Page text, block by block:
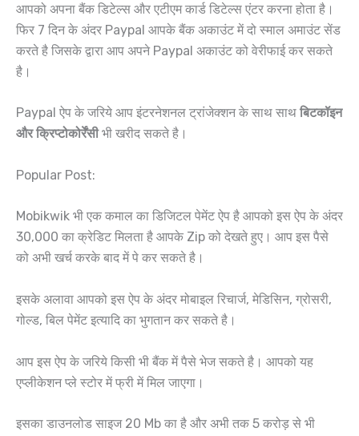
आपको अपना बैंक डिटेल्स और एटीएम कार्ड डिटेल्स एंटर करना होता है।
फिर 7 दिन के अंदर Paypal आपके बैंक अकाउंट में दो स्माल अमाउंट सेंड
करते है जिसके द्वारा आप अपने Paypal अकाउंट को वेरीफाई कर सकते
है।
Paypal ऐप के जरिये आप इंटरनेशनल ट्रांजेक्शन के साथ साथ बिटकॉइन
और क्रिप्टोकोर्रेंसीभी खरीद सकते है।
Popular Post:
Mobikwik भी एक कमाल का डिजिटल पेमेंट ऐप है आपको इस ऐप के अंदर
30,000 का क्रेडिट मिलता है आपके Zip को देखते हुए। आप इस पैसे
को अभी खर्च करके बाद में पे कर सकते है।
इसके अलावा आपको इस ऐप के अंदर मोबाइल रिचार्ज, मेडिसिन, ग्रोसरी,
गोल्ड, बिल पेमेंट इत्यादि का भुगतान कर सकते है।
आप इस ऐप के जरिये किसी भी बैंक में पैसे भेज सकते है। आपको यह
एप्लीकेशन प्ले स्टोर में फ्री में मिल जाएगा।
इसका डाउनलोड साइज 20 Mb का है और अभी तक 5 करोड़ से भी